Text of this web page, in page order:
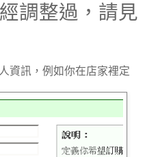
調整過，請見
資訊，例如你在店家裡定